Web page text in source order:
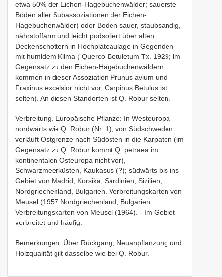
etwa 50% der Eichen-Hagebuchenwälder; sauerste
Böden aller Subassoziationen der Eichen-
Hagebuchenwälder) oder Boden sauer, staubsandig,
nährstoffarm und leicht podsoliert über alten
Deckenschottern in Hochplateaulage in Gegenden
mit humidem Klima ( Querco-Betuletum Tx. 1929; im
Gegensatz zu den Eichen-Hagebuchenwäldern
kommen in dieser Assoziation Prunus avium und
Fraxinus excelsior nicht vor, Carpinus Betulus ist
selten). An diesen Standorten ist Q. Robur selten.
Verbreitung. Europäische Pflanze: In Westeuropa
nordwärts wie Q. Robur (Nr. 1), von Südschweden
verläuft Ostgrenze nach Südosten in die Karpaten (im
Gegensatz zu Q. Robur kommt Q. petraea im
kontinentalen Osteuropa nicht vor),
Schwarzmeerküsten, Kaukasus (?); südwärts bis ins
Gebiet von Madrid, Korsika, Sardinien, Sizilien,
Nordgriechenland, Bulgarien. Verbreitungskarten von
Meusel (1957 Nordgriechenland, Bulgarien.
Verbreitungskarten von Meusel (1964). - Im Gebiet
verbreitet und häufig.
Bemerkungen. Über Rückgang, Neuanpflanzung und
Holzqualität gilt dasselbe wie bei Q. Robur.